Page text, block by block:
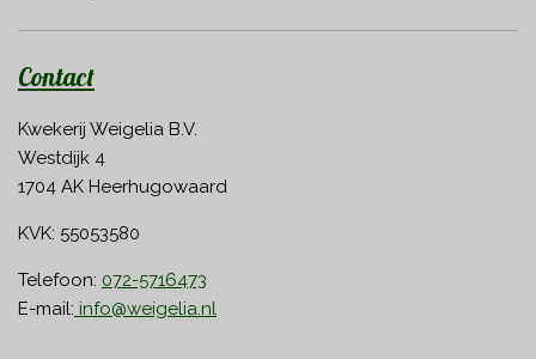
Contact
Kwekerij Weigelia B.V.
Westdijk 4
1704 AK Heerhugowaard
KVK: 55053580
Telefoon: 072-5716473
E-mail: info@weigelia.nl